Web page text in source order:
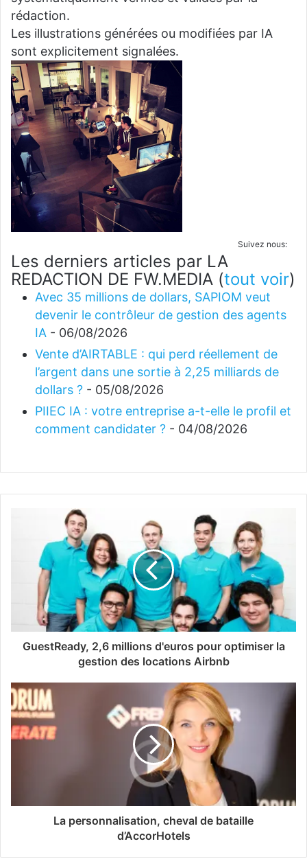
rédaction.
Les illustrations générées ou modifiées par IA
sont explicitement signalées.
Suivez nous:
Les derniers articles par LA
REDACTION DE FW.MEDIA (tout voir)
Avec 35 millions de dollars, SAPIOM veut
devenir le contrôleur de gestion des agents
IA - 06/08/2026
Vente d’AIRTABLE : qui perd réellement de
l’argent dans une sortie à 2,25 milliards de
dollars ? - 05/08/2026
PIIEC IA : votre entreprise a-t-elle le profil et
comment candidater ? - 04/08/2026
GuestReady, 2,6 millions d'euros pour optimiser la
gestion des locations Airbnb
La personnalisation, cheval de bataille
d’AccorHotels